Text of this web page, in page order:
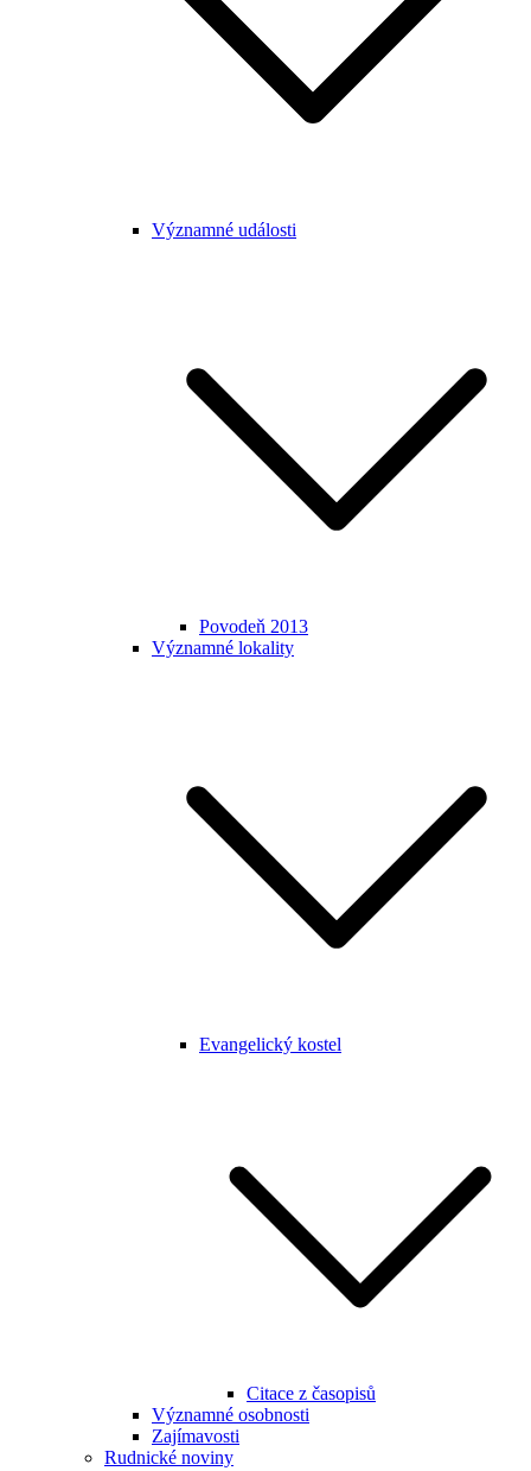
Významné události
Povodeň 2013
Významné lokality
Evangelický kostel
Citace z časopisů
Významné osobnosti
Zajímavosti
Rudnické noviny